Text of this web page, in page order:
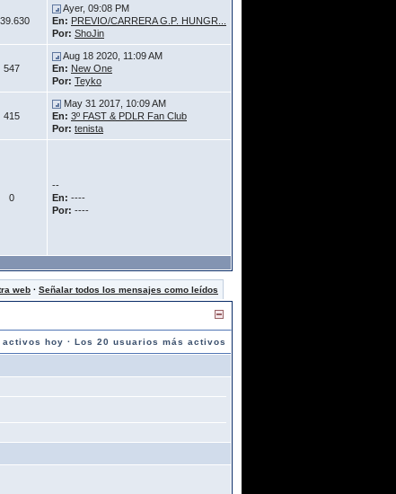
Ayer, 09:08 PM
En: PREVIO/CARRERA G.P. HUNGR...
Por: ShoJin
547
Aug 18 2020, 11:09 AM
En: New One
Por: Teyko
415
May 31 2017, 10:09 AM
En: 3º FAST & PDLR Fan Club
Por: tenista
0
--
En: ----
Por: ----
web · Señalar todos los mensajes como leídos
activos hoy · Los 20 usuarios más activos